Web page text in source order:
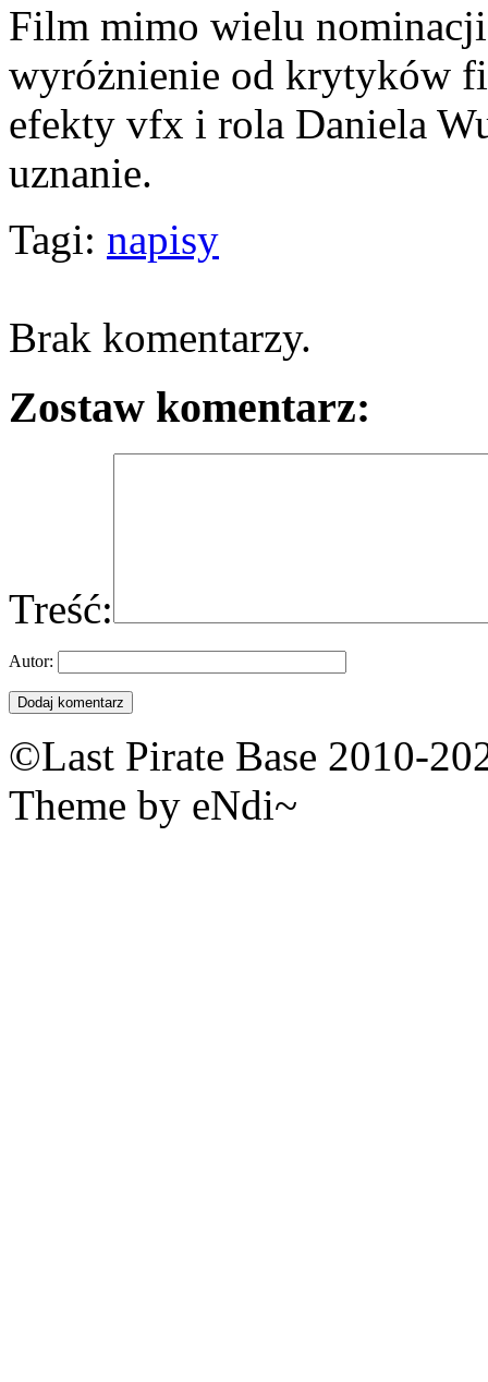
Film mimo wielu
wyróżnienie od krytyków
efekty vfx i rola Daniela
uznanie.
Tagi: napisy
Brak komentarzy.
Zostaw komentarz:
Treść:
Autor:
©Last Pirate Base 2010-
Theme by eNdi~